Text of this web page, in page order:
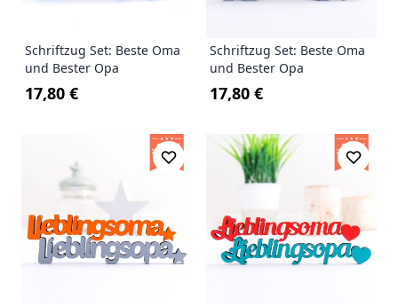
Schriftzug Set: Beste Oma
und Bester Opa
17,80 €
Schriftzug Set: Beste Oma
und Bester Opa
17,80 €